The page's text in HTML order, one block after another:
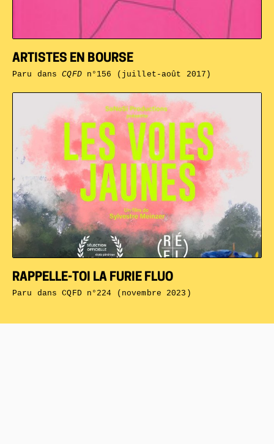
RAPPELLE-TOI LA FURIE FLUO
Paru dansCQFD n°224 (novembre 2023)
ARTISTES EN BOURSE
Paru dansCQFDn°156 (juillet-août 2017)